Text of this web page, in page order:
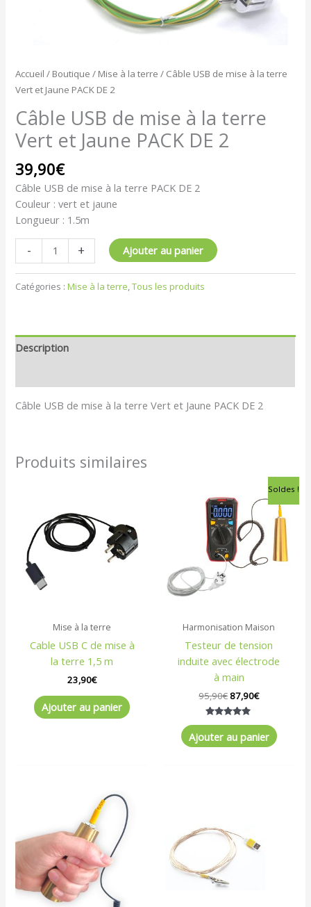
Accueil / Boutique / Mise à la terre / Câble USB de mise à la terre
Vert et Jaune PACK DE 2
Câble USB de mise à la terre
Vert et Jaune PACK DE 2
39,90€
Câble USB de mise à la terre PACK DE 2
Couleur : vert et jaune
Longueur : 1.5m
- + Ajouter au panier
Catégories :Mise à la terre,Tous les produits
Description
Câble USB de mise à la terre Vert et Jaune PACK DE 2
Produits similaires
Mise à la terre
Cable USB C de mise à
la terre 1,5 m
23,90€
Ajouter au panier
Soldes !
Harmonisation Maison
Testeur de tension
induite avec électrode
à main
95,90€
prix
initial
était :
95,90€.
87,90€
prix
actuel
est :
87,90€.
Note
sur 5
Ajouter au panier